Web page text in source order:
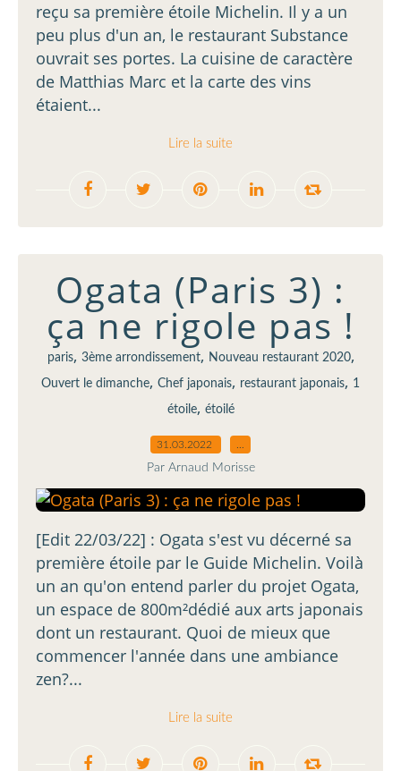
reçu sa première étoile Michelin. Il y a un
peu plus d'un an, le restaurant Substance
ouvrait ses portes. La cuisine de caractère
de Matthias Marc et la carte des vins
étaient...
Lire la suite
Ogata (Paris 3) :
ça ne rigole pas !
paris, 3ème arrondissement, Nouveau restaurant 2020,
Ouvert le dimanche, Chef japonais, restaurant japonais, 1
étoile, étoilé
31.03.2022
Par Arnaud Morisse
[Edit 22/03/22] : Ogata s'est vu décerné sa
première étoile par le Guide Michelin. Voilà
un an qu'on entend parler du projet Ogata,
un espace de 800m²dédié aux arts japonais
dont un restaurant. Quoi de mieux que
commencer l'année dans une ambiance
zen?...
Lire la suite